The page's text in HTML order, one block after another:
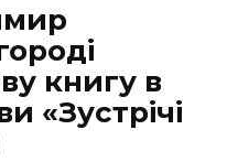
книгу в
«Зустрічі